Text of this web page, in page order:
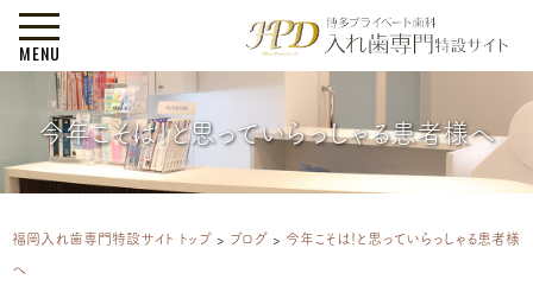
MENU
今年こそは！と思っていらっしゃる患者様へ
福岡入れ歯専門特設サイト トップ > ブログ > 今年こそは！と思っていらっしゃる患者様
へ